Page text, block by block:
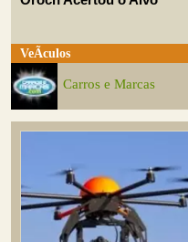
VeÃ­culos
Carros e Marcas